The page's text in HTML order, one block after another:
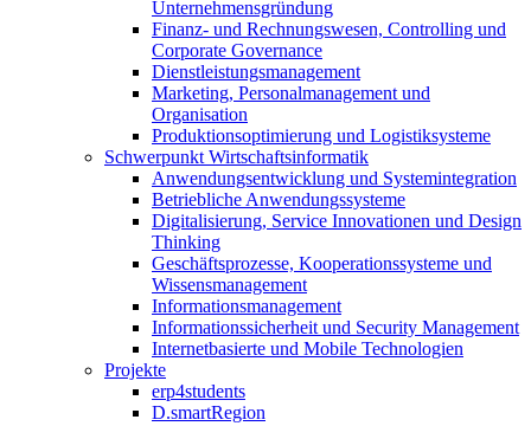
Unternehmensgründung
Finanz- und Rechnungswesen, Controlling und
Corporate Governance
Dienstleistungsmanagement
Marketing, Personalmanagement und
Organisation
Produktionsoptimierung und Logistiksysteme
Schwerpunkt Wirtschaftsinformatik
Anwendungsentwicklung und Systemintegration
Betriebliche Anwendungssysteme
Digitalisierung, Service Innovationen und Design
Thinking
Geschäftsprozesse, Kooperationssysteme und
Wissensmanagement
Informationsmanagement
Informationssicherheit und Security Management
Internetbasierte und Mobile Technologien
Projekte
erp4students
D.smartRegion